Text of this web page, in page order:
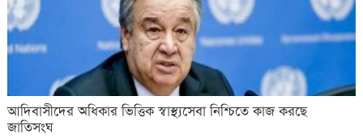
আদিবাসীদের অধিকার ভিত্তিক স্বাস্থ্যসেবা নিশ্চিতে কাজ করছে
জাতিসংঘ